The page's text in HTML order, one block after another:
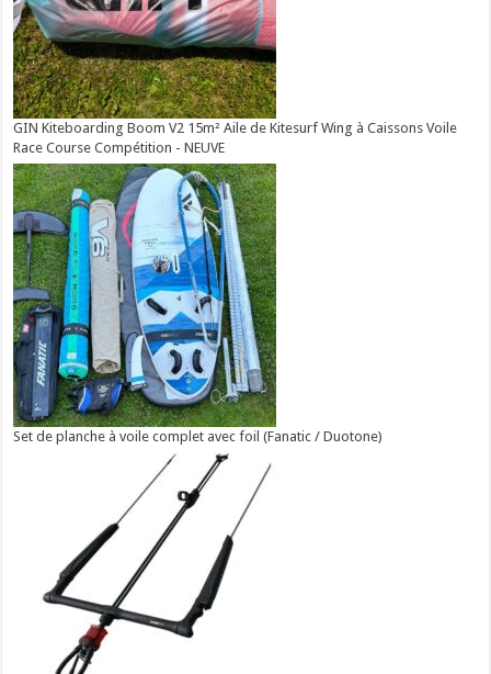
GIN Kiteboarding Boom V2 15m² Aile de Kitesurf Wing à Caissons Voile
Race Course Compétition - NEUVE
Set de planche à voile complet avec foil (Fanatic / Duotone)